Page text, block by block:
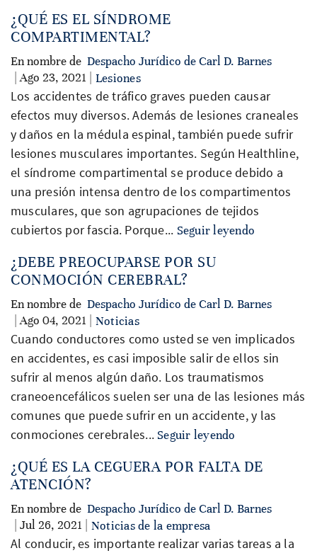
¿QUÉ ES EL SÍNDROME
COMPARTIMENTAL?
En nombre de Despacho Jurídico de Carl D. Barnes
| Ago 23, 2021 |
Lesiones
Los accidentes de tráfico graves pueden causar
efectos muy diversos. Además de lesiones craneales
y daños en la médula espinal, también puede sufrir
lesiones musculares importantes. Según Healthline,
el síndrome compartimental se produce debido a
una presión intensa dentro de los compartimentos
musculares, que son agrupaciones de tejidos
cubiertos por fascia. Porque... Seguir leyendo
¿DEBE PREOCUPARSE POR SU
CONMOCIÓN CEREBRAL?
En nombre de Despacho Jurídico de Carl D. Barnes
| Ago 04, 2021 |
Noticias
Cuando conductores como usted se ven implicados
en accidentes, es casi imposible salir de ellos sin
sufrir al menos algún daño. Los traumatismos
craneoencefálicos suelen ser una de las lesiones más
comunes que puede sufrir en un accidente, y las
conmociones cerebrales... Seguir leyendo
¿QUÉ ES LA CEGUERA POR FALTA DE
ATENCIÓN?
En nombre de Despacho Jurídico de Carl D. Barnes
| Jul 26, 2021 |
Noticias de la empresa
Al conducir, es importante realizar varias tareas a la